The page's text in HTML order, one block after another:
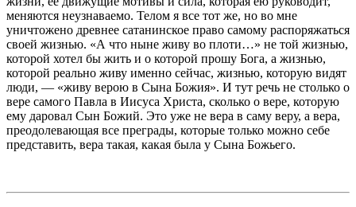
меняются неузнаваемо. Телом я все тот же, но во мне
уничтожено древнее сатанинское право самому распоряжаться
своей жизнью. «А что ныне живу во плоти…» не той жизнью,
которой хотел бы жить и о которой прошу Бога, а жизнью,
которой реально живу именно сейчас, жизнью, которую видят
люди, — «живу верою в Сына Божия». И тут речь не столько о
вере самого Павла в Иисуса Христа, сколько о вере, которую
ему даровал Сын Божий. Это уже не вера в саму веру, а вера,
преодолевающая все преграды, которые только можно себе
представить, вера такая, какая была у Сына Божьего.